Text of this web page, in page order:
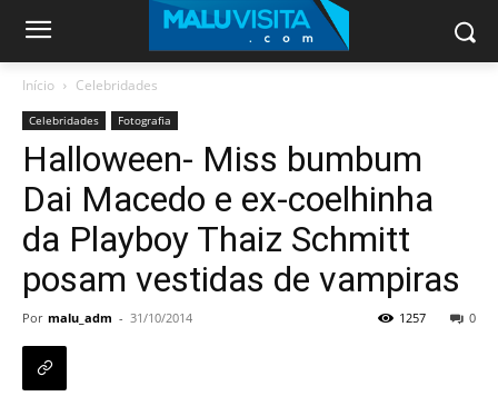
Início Celebridades
Celebridades Fotografia
Halloween- Miss bumbum
Dai Macedo e ex-coelhinha
da Playboy Thaiz Schmitt
posam vestidas de vampiras
Por malu_adm - 31/10/2014 0
1257